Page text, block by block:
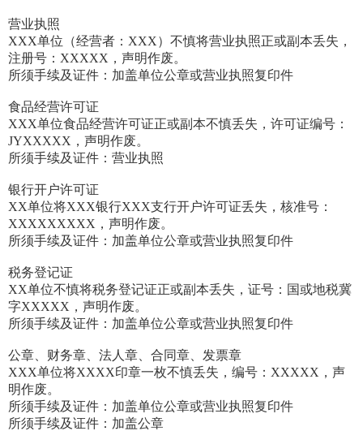
营业执照
XXX单位（经营者：XXX）不慎将营业执照正或副本丢失，
注册号：XXXXX，声明作废。
所须手续及证件：加盖单位公章或营业执照复印件
食品经营许可证
XXX单位食品经营许可证正或副本不慎丢失，许可证编号：
JYXXXXX，声明作废。
所须手续及证件：营业执照
银行开户许可证
XX单位将XXX银行XXX支行开户许可证丢失，核准号：
XXXXXXXXX，声明作废。
所须手续及证件：加盖单位公章或营业执照复印件
税务登记证
XX单位不慎将税务登记证正或副本丢失，证号：国或地税冀
字XXXXX，声明作废。
所须手续及证件：加盖单位公章或营业执照复印件
公章、财务章、法人章、合同章、发票章
XXX单位将XXXX印章一枚不慎丢失，编号：XXXXX，声
明作废。
所须手续及证件：加盖单位公章或营业执照复印件
所须手续及证件：加盖公章